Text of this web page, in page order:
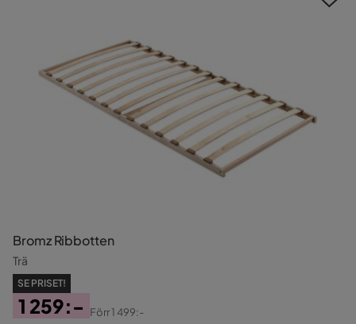
Bromz Ribbotten
Trä
SE PRISET!
1 259:-
Förr1 499:-